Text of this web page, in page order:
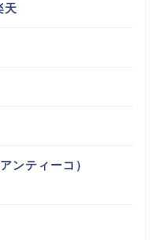
天
ンティーコ）